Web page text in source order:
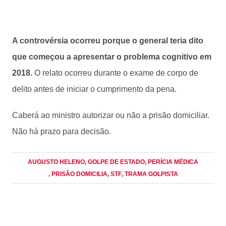
A controvérsia ocorreu porque o general teria dito
que começou a apresentar o problema cognitivo em
2018. O relato ocorreu durante o exame de corpo de
delito antes de iniciar o cumprimento da pena.
Caberá ao ministro autorizar ou não a prisão domiciliar.
Não há prazo para decisão.
AUGUSTO HELENO, GOLPE DE ESTADO, PERÍCIA MÉDICA
, PRISÃO DOMICILIA, STF, TRAMA GOLPISTA